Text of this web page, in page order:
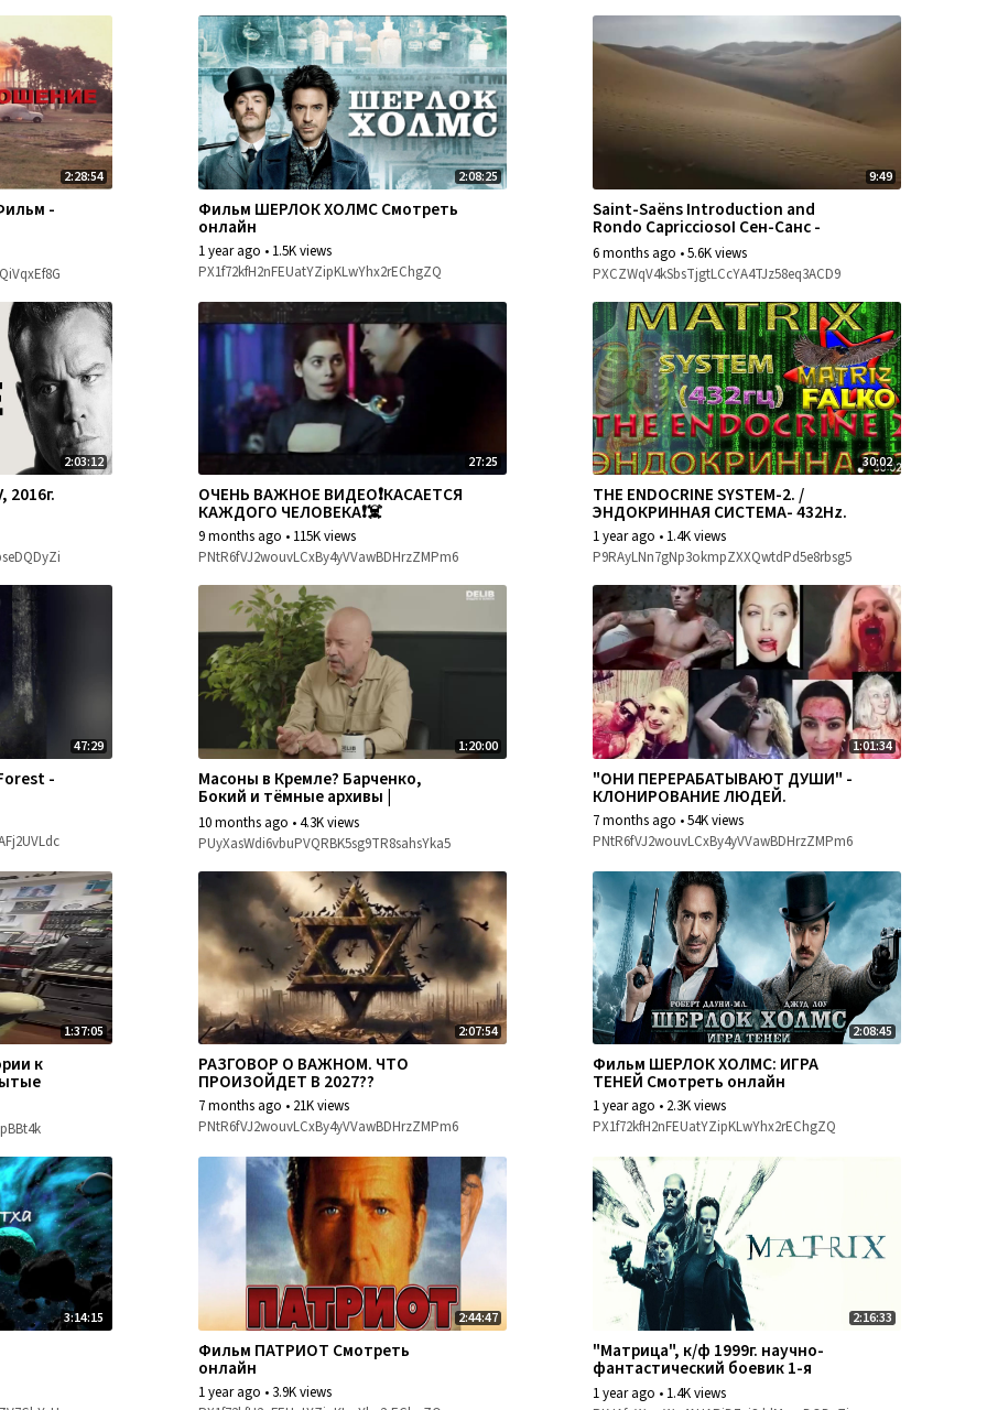
2:28:54
-
2:08:25
Фильм ШЕРЛОК ХОЛМС Смотреть
онлайн
1 year ago • 1.5K views
PX1f72kfH2nFEUatYZipKLwYhx2rEChgZQ
9:49
Saint-Saëns Introduction and
Rondo CapricciosoI Сен-Санс -
Интродукция и Рондо -
Каприччиозо
6 months ago •5.6K views
PXCZWqV4kSbsTjgtLCcYA4TJz58eq3ACD9
2:03:12 27:25
ОЧЕНЬ ВАЖНОЕ ВИДЕО❗КАСАЕТСЯ
КАЖДОГО ЧЕЛОВЕКА❗☠️
9 months ago • 115K views
PNtR6fVJ2wouvLCxBy4yVVawBDHrzZMPm6
30:02
THE ENDOCRINE SYSTEM-2. /
ЭНДОКРИННАЯ СИСТЕМА- 432Hz.
1 year ago • 1.4K views
P9RAyLNn7gNp3okmpZXXQwtdPd5e8rbsg5
47:29
-
1:20:00
Масоны в Кремле? Барченко,
Бокий и тёмные архивы |
Александр Колпакиди и Олег
Шишкин.
10 months ago •4.3K views
PUyXasWdi6vbuPVQRBK5sg9TR8sahsYka5
1:01:34
"ОНИ ПЕРЕРАБАТЫВАЮТ ДУШИ" -
КЛОНИРОВАНИЕ ЛЮДЕЙ.
7 months ago •54K views
PNtR6fVJ2wouvLCxBy4yVVawBDHrzZMPm6
1:37:05
к
2:07:54
РАЗГОВОР О ВАЖНОМ. ЧТО
ПРОИЗОЙДЕТ В 2027??
7 months ago • 21K views
PNtR6fVJ2wouvLCxBy4yVVawBDHrzZMPm6
2:08:45
Фильм ШЕРЛОК ХОЛМС: ИГРА
ТЕНЕЙ Смотреть онлайн
1 year ago • 2.3K views
PX1f72kfH2nFEUatYZipKLwYhx2rEChgZQ
3:14:15 2:44:47
Фильм ПАТРИОТ Смотреть
онлайн
1 year ago • 3.9K views
2:16:33
"Матрица", к/ф 1999г. научно-
фантастический боевик 1-я
часть из 4-х
1 year ago • 1.4K views